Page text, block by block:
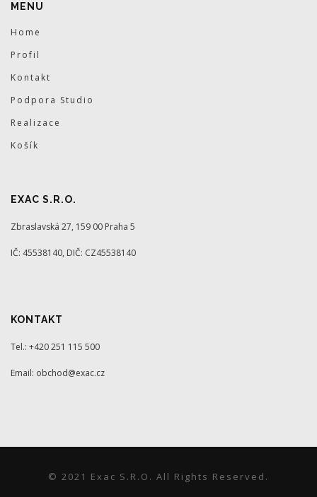
MENU
Home
Profil
Kontakt
Podpora Studio
Realizace
Košík
EXAC S.R.O.
Zbraslavská 27, 159 00 Praha 5
IČ: 45538140, DIČ: CZ45538140
KONTAKT
Tel.: +420 251 115 500
Email: obchod@exac.cz
© 2021 Exac S.r.o. All Rights Reserved.